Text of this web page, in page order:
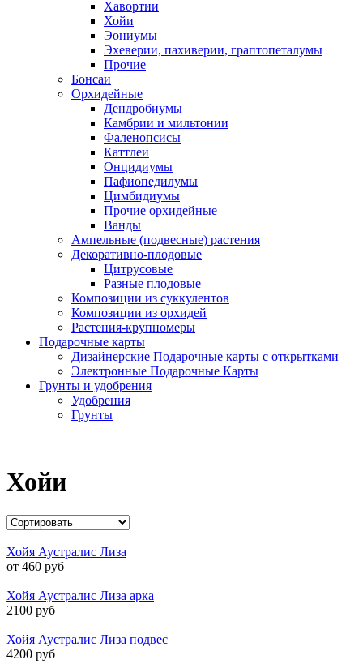
Хавортии
Хойи
Эониумы
Эхеверии, пахиверии, граптопеталумы
Прочие
Бонсаи
Орхидейные
Дендробиумы
Камбрии и мильтонии
Фаленопсисы
Каттлеи
Онцидиумы
Пафиопедилумы
Цимбидиумы
Прочие орхидейные
Ванды
Ампельные (подвесные) растения
Декоративно-плодовые
Цитрусовые
Разные плодовые
Композиции из суккулентов
Композиции из орхидей
Растения-крупномеры
Подарочные карты
Дизайнерские Подарочные карты с открытками
Электронные Подарочные Карты
Грунты и удобрения
Удобрения
Грунты
Хойи
Хойя Аустралис Лиза
от 460 руб
Хойя Аустралис Лиза арка
2100 руб
Хойя Аустралис Лиза подвес
4200 руб